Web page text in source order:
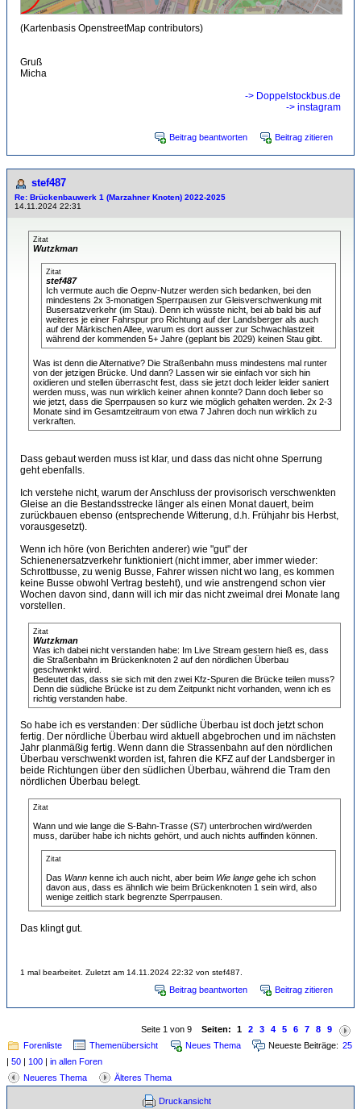
(Kartenbasis OpenstreetMap contributors)
Gruß
Micha
-> Doppelstockbus.de
-> instagram
Beitrag beantworten Beitrag zitieren
stef487
Re: Brückenbauwerk 1 (Marzahner Knoten) 2022-2025
14.11.2024 22:31
Zitat
Wutzkman
Zitat
stef487
Ich vermute auch die Oepnv-Nutzer werden sich bedanken, bei den
mindestens 2x 3-monatigen Sperrpausen zur Gleisverschwenkung mit
Busersatzverkehr (im Stau). Denn ich wüsste nicht, bei ab bald bis auf
weiteres je einer Fahrspur pro Richtung auf der Landsberger als auch
auf der Märkischen Allee, warum es dort ausser zur Schwachlastzeit
während der kommenden 5+ Jahre (geplant bis 2029) keinen Stau gibt.
Was ist denn die Alternative? Die Straßenbahn muss mindestens mal runter
von der jetzigen Brücke. Und dann? Lassen wir sie einfach vor sich hin
oxidieren und stellen überrascht fest, dass sie jetzt doch leider leider saniert
werden muss, was nun wirklich keiner ahnen konnte? Dann doch lieber so
wie jetzt, dass die Sperrpausen so kurz wie möglich gehalten werden. 2x 2-3
Monate sind im Gesamtzeitraum von etwa 7 Jahren doch nun wirklich zu
verkraften.
Dass gebaut werden muss ist klar, und dass das nicht ohne Sperrung
geht ebenfalls.
Ich verstehe nicht, warum der Anschluss der provisorisch verschwenkten
Gleise an die Bestandsstrecke länger als einen Monat dauert, beim
zurückbauen ebenso (entsprechende Witterung, d.h. Frühjahr bis Herbst,
vorausgesetzt).
Wenn ich höre (von Berichten anderer) wie "gut" der
Schienenersatzverkehr funktioniert (nicht immer, aber immer wieder:
Schrottbusse, zu wenig Busse, Fahrer wissen nicht wo lang, es kommen
keine Busse obwohl Vertrag besteht), und wie anstrengend schon vier
Wochen davon sind, dann will ich mir das nicht zweimal drei Monate lang
vorstellen.
Zitat
Wutzkman
Was ich dabei nicht verstanden habe: Im Live Stream gestern hieß es, dass
die Straßenbahn im Brückenknoten 2 auf den nördlichen Überbau
geschwenkt wird.
Bedeutet das, dass sie sich mit den zwei Kfz-Spuren die Brücke teilen muss?
Denn die südliche Brücke ist zu dem Zeitpunkt nicht vorhanden, wenn ich es
richtig verstanden habe.
So habe ich es verstanden: Der südliche Überbau ist doch jetzt schon
fertig. Der nördliche Überbau wird aktuell abgebrochen und im nächsten
Jahr planmäßig fertig. Wenn dann die Strassenbahn auf den nördlichen
Überbau verschwenkt worden ist, fahren die KFZ auf der Landsberger in
beide Richtungen über den südlichen Überbau, während die Tram den
nördlichen Überbau belegt.
Zitat
Wann und wie lange die S-Bahn-Trasse (S7) unterbrochen wird/werden
muss, darüber habe ich nichts gehört, und auch nichts auffinden können.
Zitat
Das Wann kenne ich auch nicht, aber beim Wie lange gehe ich schon
davon aus, dass es ähnlich wie beim Brückenknoten 1 sein wird, also
wenige zeitlich stark begrenzte Sperrpausen.
Das klingt gut.
1 mal bearbeitet. Zuletzt am 14.11.2024 22:32 von stef487.
Beitrag beantworten Beitrag zitieren
Seite 1 von 9 Seiten: 1 2 3 4 5 6 7 8
9
Forenliste
Themenübersicht Neues Thema Neueste Beiträge: 25
| 50 | 100 | in allen Foren
Neueres Thema
Älteres Thema
Druckansicht